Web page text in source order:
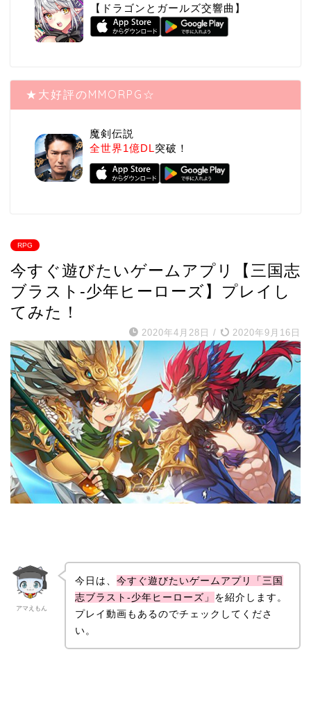
【ドラゴンとガールズ交響曲】
★大好評のMMORPG☆
魔剣伝説
全世界1億DL突破！
RPG
今すぐ遊びたいゲームアプリ【三国志
ブラスト-少年ヒーローズ】プレイし
てみた！
2020年4月28日 / 2020年9月16日
アマえもん
今日は、 今すぐ遊びたいゲームアプリ「三国
志ブラスト-少年ヒーローズ」 を紹介します。
プレイ動画もあるのでチェックしてくださ
い。